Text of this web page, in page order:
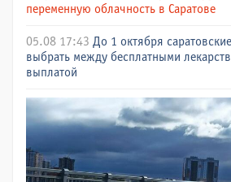
переменную облачность в Саратове
05.08 17:43 До 1 октября
выбрать между бесплатными
выплатой